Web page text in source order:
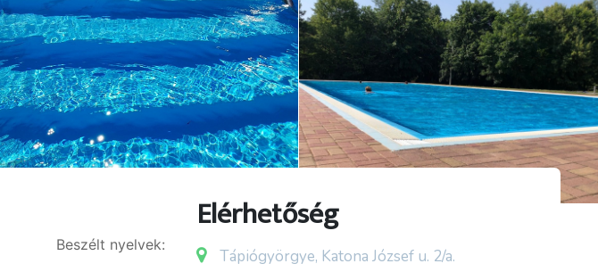
Beszélt nyelvek:
Elérhetőség
Tápiógyörgye, Katona József u. 2/a.